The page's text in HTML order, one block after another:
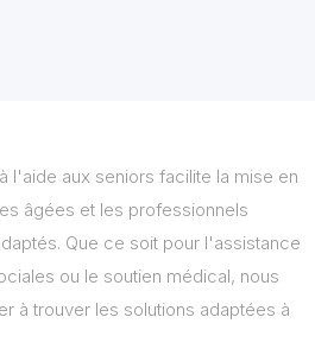
l'aide aux seniors facilite la mise en
âgées et les professionnels
Que ce soit pour l'assistance
ou le soutien médical, nous
à trouver les solutions adaptées à